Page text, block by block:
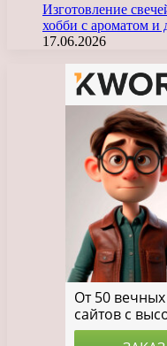
Изготовление
хобби с ароматом и
17.06.2026